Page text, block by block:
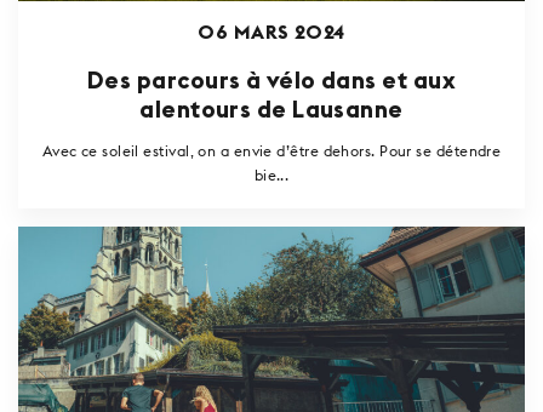
06 MARS 2024
Des parcours à vélo dans et aux
alentours de Lausanne
Avec ce soleil estival, on a envie d’être dehors. Pour se détendre
bie...